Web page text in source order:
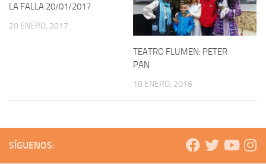
LA FALLA 20/01/2017
20 ENERO, 2017
TEATRO FLUMEN: PETER
PAN
18 ENERO, 2016
SÍGUENOS: